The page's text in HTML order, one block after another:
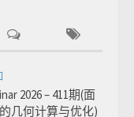
2026 – 411期(面
几何计算与优化)